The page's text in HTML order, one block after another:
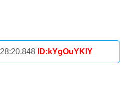
ID:kYgOuYKlY